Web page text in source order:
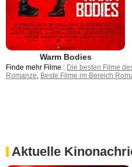
Warm Bodies
Finde mehr Filme : Die besten Filme
Romanze, Beste Filme im Bereich
Aktuelle